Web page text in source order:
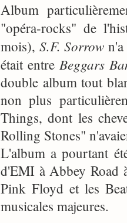
Album
"opéra-rocks" de
mois), S.F. Sorrow
était entre Beggars
double album tout
non plus
Things, dont les
Rolling Stones"
L'album a pourtant
d'EMI à Abbey Road
Pink Floyd et les
musicales majeures.